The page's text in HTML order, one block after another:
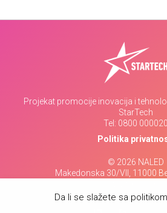
Projekat promocije inovacija i
StarTech
Tel: 0800 000020
Politika
© 2026 NALED
Makedonska 30/VII, 11000
Da li se slažete sa